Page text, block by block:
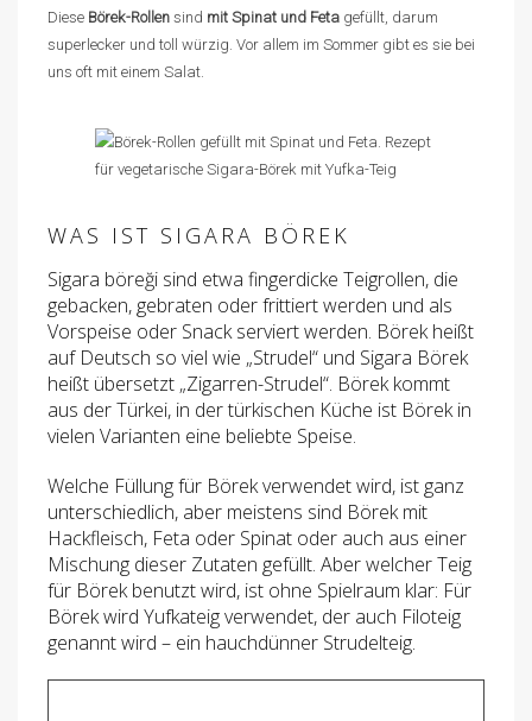
Diese Börek-Rollen sind mit Spinat und Feta gefüllt, darum
superlecker und toll würzig. Vor allem im Sommer gibt es sie bei
uns oft mit einem Salat.
WAS IST SIGARA BÖREK
Sigara böreği sind etwa fingerdicke Teigrollen, die
gebacken, gebraten oder frittiert werden und als
Vorspeise oder Snack serviert werden. Börek heißt
auf Deutsch so viel wie „Strudel“ und Sigara Börek
heißt übersetzt „Zigarren-Strudel“. Börek kommt
aus der Türkei, in der türkischen Küche ist Börek in
vielen Varianten eine beliebte Speise.
Welche Füllung für Börek verwendet wird, ist ganz
unterschiedlich, aber meistens sind Börek mit
Hackfleisch, Feta oder Spinat oder auch aus einer
Mischung dieser Zutaten gefüllt. Aber welcher Teig
für Börek benutzt wird, ist ohne Spielraum klar: Für
Börek wird Yufkateig verwendet, der auch Filoteig
genannt wird – ein hauchdünner Strudelteig.